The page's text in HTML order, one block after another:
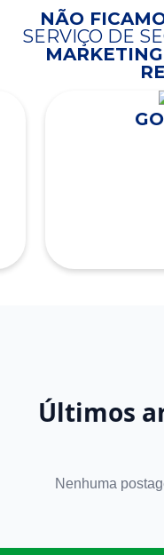
NÃO
SERVIÇO DE
Últimos
Nenhuma